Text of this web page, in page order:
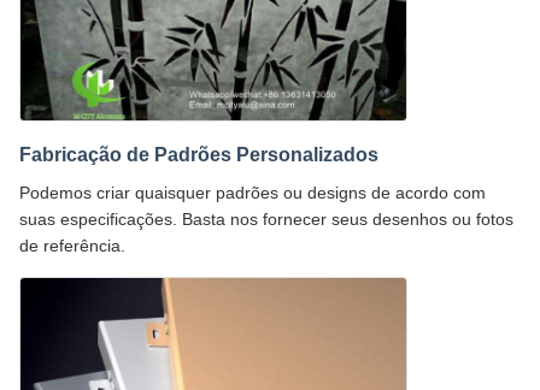
Fabricação de Padrões Personalizados
Podemos criar quaisquer padrões ou designs de acordo com
suas especificações. Basta nos fornecer seus desenhos ou fotos
de referência.